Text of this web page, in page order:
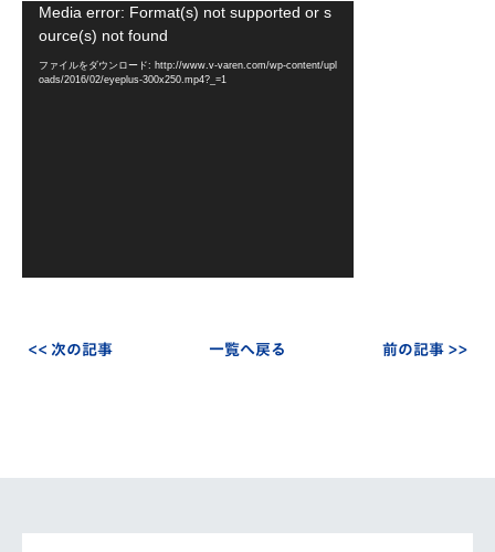
Media error: Format(s) not supported or s
ource(s) not found
ファイルをダウンロード: http://www.v-varen.com/wp-content/upl
oads/2016/02/eyeplus-300x250.mp4?_=1
<< 次の記事 一覧へ戻る 前の記事 >>